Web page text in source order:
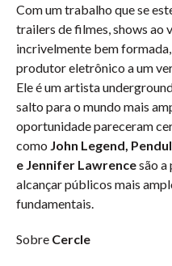
Com um trabalho que se
trailers de filmes, shows ao
incrivelmente bem
produtor eletrônico a um
Ele é um artista
salto para o mundo mais
oportunidade pareceram
como John Legend,
e Jennifer Lawrencesão a
alcançar públicos mais
fundamentais.
Sobre Cercle